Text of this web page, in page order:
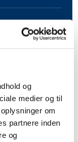
og
medier og til
om
partnere inden
og
2026-04
2026-02
sang og